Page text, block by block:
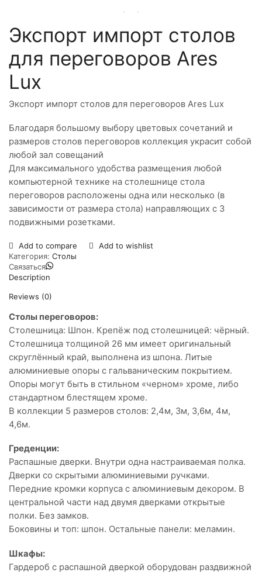
Экспорт импорт столов
для переговоров Ares
Lux
Экспорт импорт столов для переговоров Ares Lux
Благодаря большому выбору цветовых сочетаний и
размеров столов переговоров коллекция украсит собой
любой зал совещаний
Для максимального удобства размещения любой
компьютерной технике на столешнице стола
переговоров расположены одна или несколько (в
зависимости от размера стола) направляющих с 3
подвижными розетками.
Add to compare
Add to wishlist
Категория: Столы
Связаться
Description
Reviews (0)
Столы переговоров:
Столешница: Шпон. Крепёж под столешницей: чёрный.
Столешница толщиной 26 мм имеет оригинальный
скруглённый край, выполнена из шпона. Литые
алюминиевые опоры с гальваническим покрытием.
Опоры могут быть в стильном «черном» хроме, либо
стандартном блестящем хроме.
В коллекции 5 размеров столов: 2,4м, 3м, 3,6м, 4м,
4,6м.
Греденции:
Распашные дверки. Внутри одна настраиваемая полка.
Дверки со скрытыми алюминиевыми ручками.
Передние кромки корпуса с алюминиевым декором. В
центральной части над двумя дверками открытые
полки. Без замков.
Боковины и топ: шпон. Остальные панели: меламин.
Шкафы:
Гардероб с распашной дверкой оборудован раздвижной